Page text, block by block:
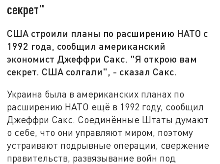
секрет"
США строили планы по расширению НАТО с
1992 года, сообщил американский
экономист Джеффри Сакс. "Я открою вам
секрет. США солгали", - сказал Сакс.
Украина была в американских планах по
расширению НАТО ещё в 1992 году, сообщил
Джеффри Сакс. Соединённые Штаты думают
о себе, что они управляют миром, поэтому
устраивают подрывные операции, свержение
правительств, развязывание войн под